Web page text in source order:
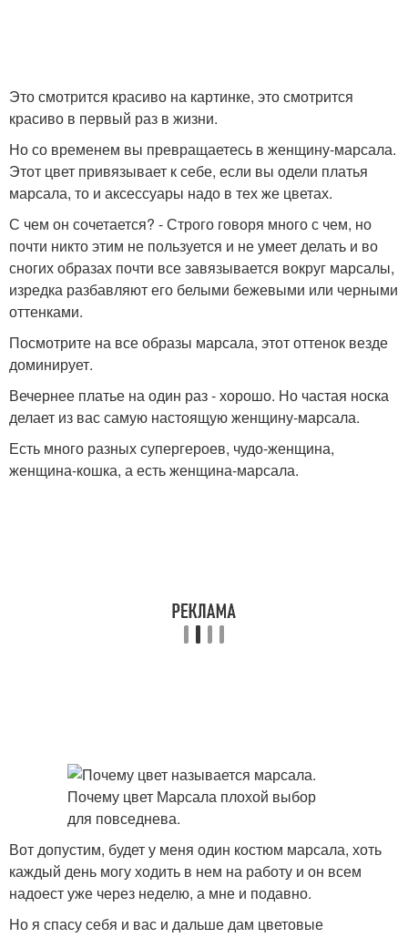
Это смотрится красиво на картинке, это смотрится
красиво в первый раз в жизни.
Но со временем вы превращаетесь в женщину-марсала.
Этот цвет привязывает к себе, если вы одели платья
марсала, то и аксессуары надо в тех же цветах.
С чем он сочетается? - Строго говоря много с чем, но
почти никто этим не пользуется и не умеет делать и во
сногих образах почти все завязывается вокруг марсалы,
изредка разбавляют его белыми бежевыми или черными
оттенками.
Посмотрите на все образы марсала, этот оттенок везде
доминирует.
Вечернее платье на один раз - хорошо. Но частая носка
делает из вас самую настоящую женщину-марсала.
Есть много разных супергероев, чудо-женщина,
женщина-кошка, а есть женщина-марсала.
Вот допустим, будет у меня один костюм марсала, хоть
каждый день могу ходить в нем на работу и он всем
надоест уже через неделю, а мне и подавно.
Но я спасу себя и вас и дальше дам цветовые